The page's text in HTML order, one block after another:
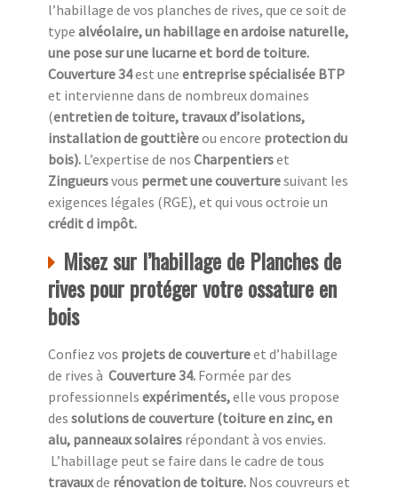
l’habillage de vos planches de rives, que ce soit de
type alvéolaire, un habillage en ardoise naturelle,
une pose sur une lucarne et bord de toiture.
Couverture 34est une entreprise spécialisée BTP
et intervienne dans de nombreux domaines
(entretien de toiture, travaux d’isolations,
installation de gouttièreou encore protection du
bois). L’expertise de nos Charpentierset
Zingueursvous permet une couverturesuivant les
exigences légales (RGE), et qui vous octroie un
crédit d impôt.
Misez sur l’habillage de Planches de
rives pour protéger votre ossature en
bois
Confiez vos projets de couvertureet d’habillage
de rives à Couverture 34. Formée par des
professionnels expérimentés,elle vous propose
des solutions de couverture (toiture en zinc, en
alu, panneaux solaires répondant à vos envies.
L’habillage peut se faire dans le cadre de tous
travauxde rénovation de toiture. Nos couvreurs et